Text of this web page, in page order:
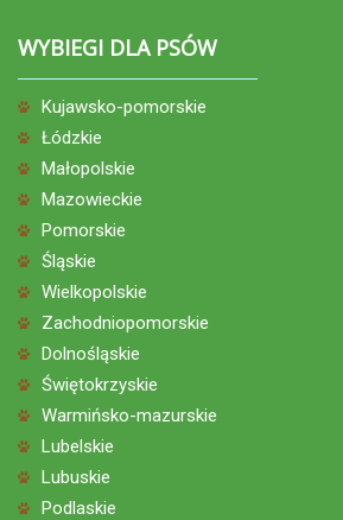
WYBIEGI DLA PSÓW
Kujawsko-pomorskie
Łódzkie
Małopolskie
Mazowieckie
Pomorskie
Śląskie
Wielkopolskie
Zachodniopomorskie
Dolnośląskie
Świętokrzyskie
Warmińsko-mazurskie
Lubelskie
Lubuskie
Podlaskie